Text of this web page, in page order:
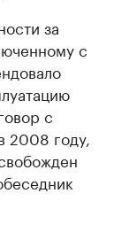
за
с
с
2008 году,